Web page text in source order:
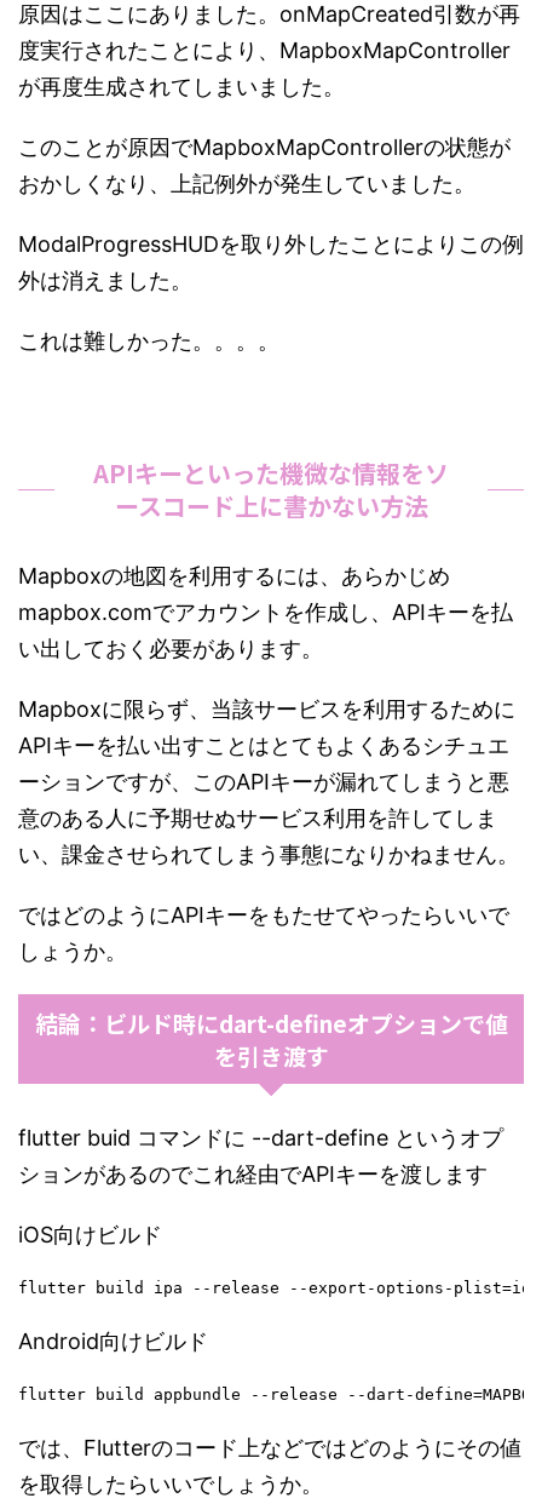
原因はここにありました。onMapCreated引数が再
度実行されたことにより、MapboxMapController
が再度生成されてしまいました。
このことが原因でMapboxMapControllerの状態が
おかしくなり、上記例外が発生していました。
ModalProgressHUDを取り外したことによりこの例
外は消えました。
これは難しかった。。。。
APIキーといった機微な情報をソ
ースコード上に書かない方法
Mapboxの地図を利用するには、あらかじめ
mapbox.comでアカウントを作成し、APIキーを払
い出しておく必要があります。
Mapboxに限らず、当該サービスを利用するために
APIキーを払い出すことはとてもよくあるシチュエ
ーションですが、このAPIキーが漏れてしまうと悪
意のある人に予期せぬサービス利用を許してしま
い、課金させられてしまう事態になりかねません。
ではどのようにAPIキーをもたせてやったらいいで
しょうか。
結論：ビルド時にdart-defineオプションで値
を引き渡す
flutter buid コマンドに --dart-define というオプ
ションがあるのでこれ経由でAPIキーを渡します
iOS向けビルド
flutter build ipa --release --export-options-plist=ios/
Android向けビルド
flutter build appbundle --release --dart-
では、Flutterのコード上などではどのようにその値
を取得したらいいでしょうか。